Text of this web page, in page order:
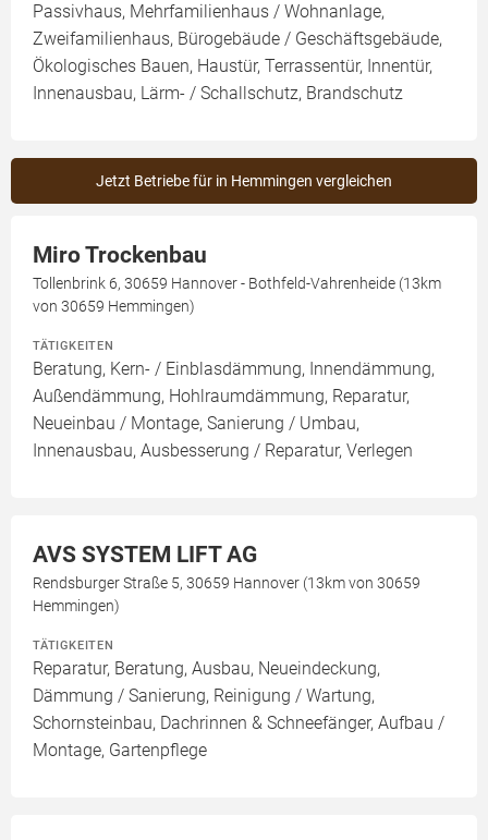
Passivhaus, Mehrfamilienhaus / Wohnanlage,
Zweifamilienhaus, Bürogebäude / Geschäftsgebäude,
Ökologisches Bauen, Haustür, Terrassentür, Innentür,
Innenausbau, Lärm- / Schallschutz, Brandschutz
Jetzt Betriebe für in Hemmingen vergleichen
Miro Trockenbau
Tollenbrink 6, 30659 Hannover - Bothfeld-Vahrenheide (13km
von 30659 Hemmingen)
TÄTIGKEITEN
Beratung, Kern- / Einblasdämmung, Innendämmung,
Außendämmung, Hohlraumdämmung, Reparatur,
Neueinbau / Montage, Sanierung / Umbau,
Innenausbau, Ausbesserung / Reparatur, Verlegen
AVS SYSTEM LIFT AG
Rendsburger Straße 5, 30659 Hannover (13km von 30659
Hemmingen)
TÄTIGKEITEN
Reparatur, Beratung, Ausbau, Neueindeckung,
Dämmung / Sanierung, Reinigung / Wartung,
Schornsteinbau, Dachrinnen & Schneefänger, Aufbau /
Montage, Gartenpflege